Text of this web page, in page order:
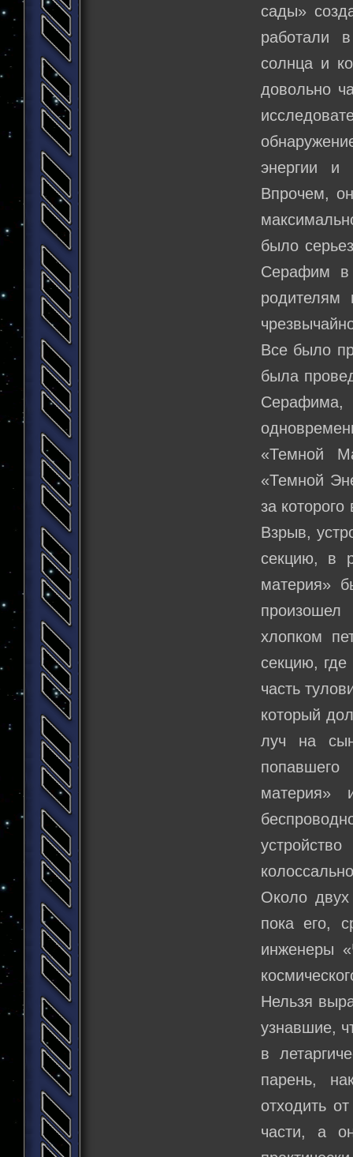
сады»
работали
солнца и
довольно
энергии и
Впрочем,
было
Серафим в
родителям
Все было
была
Серафима,
«Темной
«Темной
за
Взрыв,
секцию, в
материя»
хлопком
секцию,
часть
который
луч на
материя»
Около
пока его,
инженеры
Нельзя
узнавшие,
в
парень,
отходить
части, а